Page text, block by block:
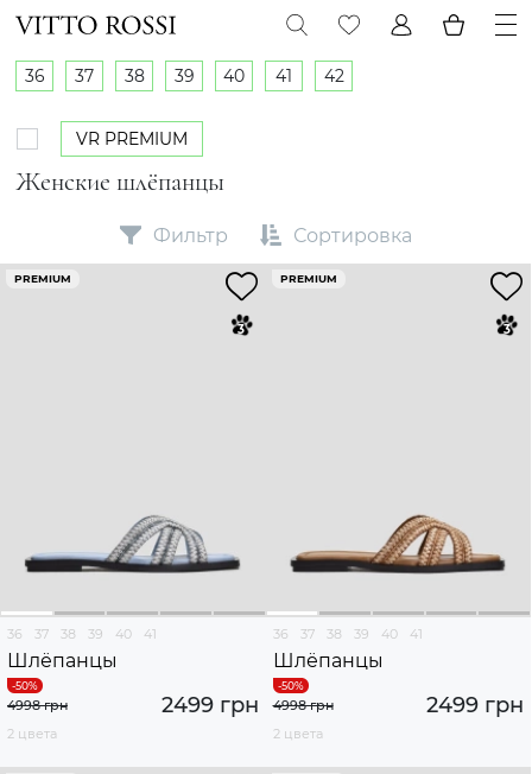
Женские шлёпанцы
36 37 38 39 40 41 42
VR PREMIUM
Фильтр Сортировка
PREMIUM
36 37 38 39 40 41
Шлёпанцы
2499 грн
4998 грн
2 цвета
PREMIUM
36 37 38 39 40 41
Шлёпанцы
2499 грн
4998 грн
2 цвета